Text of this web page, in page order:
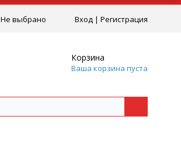
Не выбрано Вход | Регистрация
Корзина
Ваша корзина пуста